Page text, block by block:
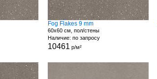
Fog Flakes 9 mm
60x60 см, пол/стены
Наличие: по запросу
10461 р/м²